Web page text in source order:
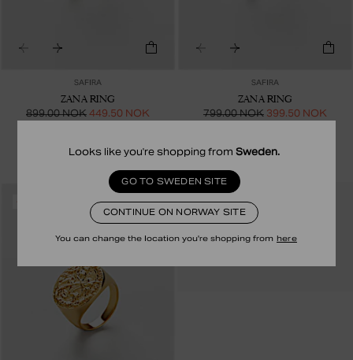
Looks like you're shopping from Sweden.
GO TO SWEDEN SITE
CONTINUE ON NORWAY SITE
You can change the location you're shopping from here
SAFIRA
ZANA RING
899.00 NOK 449.50 NOK
SAFIRA
ZANA RING
799.00 NOK 399.50 NOK